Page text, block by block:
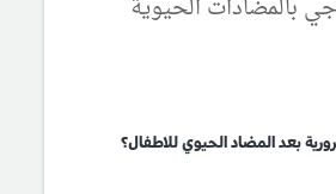
بالمضادات الحيوية
بعد المضاد الحيوي للاطفال؟